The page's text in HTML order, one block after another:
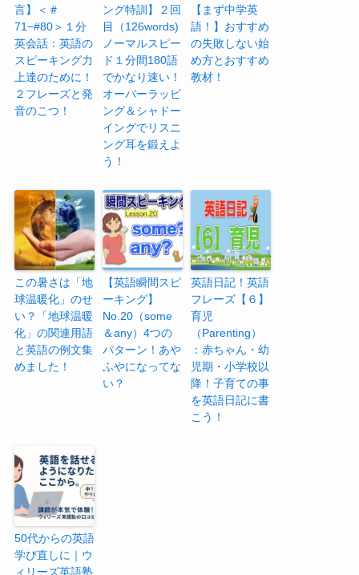
言】＜＃
71−#80＞１分
英会話：英語の
スピーキング力
上達のために！
２フレーズと発
音のこつ！
ング特訓】２回
目（126words)
ノーマルスピー
ド１分間180語
でかなり速い！
オーバーラッピ
ング＆シャドー
イングでリスニ
ング耳を鍛えよ
う！
【まず中学英
語！】おすすめ
の失敗しない始
め方とおすすめ
教材！
この暑さは「地
球温暖化」のせ
い？「地球温暖
化」の関連用語
と英語の例文集
めました！
【英語瞬間スピ
ーキング】
No.20（some
＆any）4つの
パターン！あや
ふやになってな
い？
英語日記！英語
フレーズ【６】
育児
（Parenting）
：赤ちゃん・幼
児期・小学校以
降！子育ての事
を英語日記に書
こう！
50代からの英語
学び直しに｜ウ
ィリーズ英語塾